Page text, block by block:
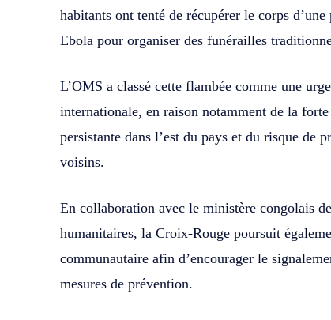
habitants ont tenté de récupérer le corps
Ebola pour organiser des funérailles
L’OMS a classé cette flambée comme une
internationale, en raison notamment de la
persistante dans l’est du pays et du risque de
voisins.
En collaboration avec le ministère congolais
humanitaires, la Croix-Rouge poursuit
communautaire afin d’encourager le
mesures de prévention.